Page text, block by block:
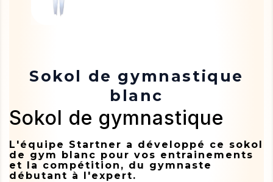
Sokol de gymnastique
blanc
Sokol de gymnastique
L'équipe Startner a développé ce sokol
de gym blanc pour vos entrainements
et la compétition, du gymnaste
débutant à l'expert.